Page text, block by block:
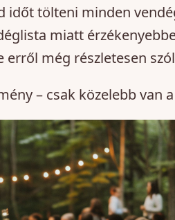
időt tölteni minden
miatt
erről még részletesen
– csak közelebb van